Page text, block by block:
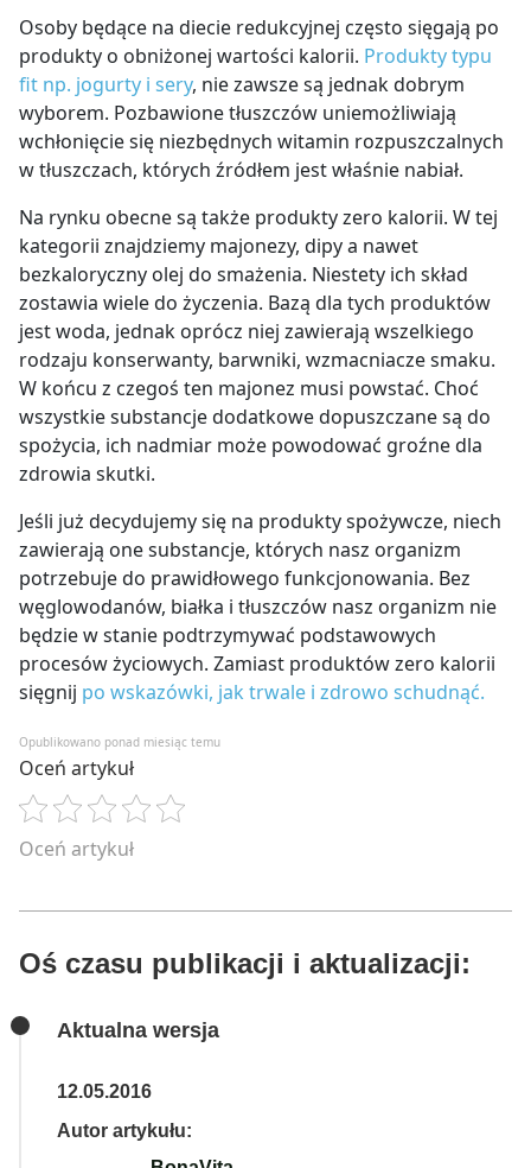
Osoby będące na diecie redukcyjnej często sięgają po
produkty o obniżonej wartości kalorii. Produkty typu
fit np. jogurty i sery, nie zawsze są jednak dobrym
wyborem. Pozbawione tłuszczów uniemożliwiają
wchłonięcie się niezbędnych witamin rozpuszczalnych
w tłuszczach, których źródłem jest właśnie nabiał.
Na rynku obecne są także produkty zero kalorii. W tej
kategorii znajdziemy majonezy, dipy a nawet
bezkaloryczny olej do smażenia. Niestety ich skład
zostawia wiele do życzenia. Bazą dla tych produktów
jest woda, jednak oprócz niej zawierają wszelkiego
rodzaju konserwanty, barwniki, wzmacniacze smaku.
W końcu z czegoś ten majonez musi powstać. Choć
wszystkie substancje dodatkowe dopuszczane są do
spożycia, ich nadmiar może powodować groźne dla
zdrowia skutki.
Jeśli już decydujemy się na produkty spożywcze, niech
zawierają one substancje, których nasz organizm
potrzebuje do prawidłowego funkcjonowania. Bez
węglowodanów, białka i tłuszczów nasz organizm nie
będzie w stanie podtrzymywać podstawowych
procesów życiowych. Zamiast produktów zero kalorii
sięgnij po wskazówki, jak trwale i zdrowo schudnąć.
Opublikowano ponad miesiąc temu
Oceń artykuł
Oceń artykuł
Oś czasu publikacji i aktualizacji:
Aktualna wersja
12.05.2016
Autor artykułu: